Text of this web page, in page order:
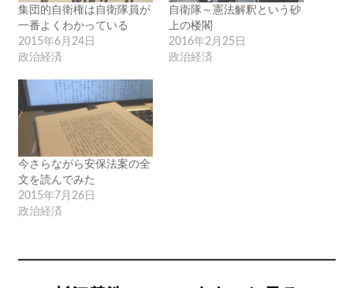
集団的自衛権は自衛隊員が
一番よくわかっている
2015年6月24日
政治経済
自衛隊～憲法解釈という砂
上の楼閣
2016年2月25日
政治経済
今さらながら安保法案の全
文を読んでみた
2015年7月26日
政治経済